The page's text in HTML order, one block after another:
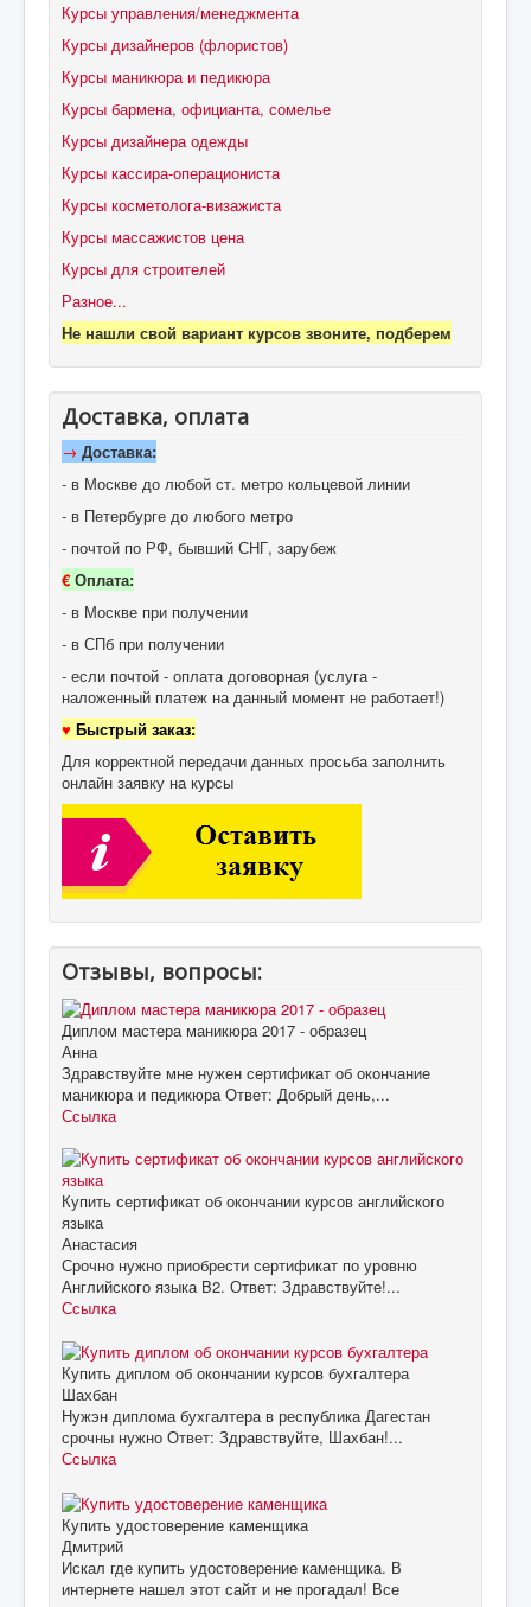
Курсы управления/менеджмента
Курсы дизайнеров (флористов)
Курсы маникюра и педикюра
Курсы бармена, официанта, сомелье
Курсы дизайнера одежды
Курсы кассира-операциониста
Курсы косметолога-визажиста
Курсы массажистов цена
Курсы для строителей
Разное...
Не нашли свой вариант курсов звоните, подберем
Доставка, оплата
→ Доставка:
- в Москве до любой ст. метро кольцевой линии
- в Петербурге до любого метро
- почтой по РФ, бывший СНГ, зарубеж
€Оплата:
- в Москве при получении
- в СПб при получении
- если почтой - оплата договорная (услуга -
наложенный платеж на данный момент не работает!)
♥ Быстрый заказ:
Для корректной передачи данных просьба заполнить
онлайн заявку на курсы
Отзывы, вопросы:
Диплом мастера маникюра 2017 - образец
Анна
Здравствуйте мне нужен сертификат об окончание
маникюра и педикюра Ответ: Добрый день,...
Ссылка
Купить сертификат об окончании курсов английского
языка
Анастасия
Срочно нужно приобрести сертификат по уровню
Английского языка B2. Ответ: Здравствуйте!...
Ссылка
Купить диплом об окончании курсов бухгалтера
Шахбан
Нужэн диплома бухгалтера в республика Дагестан
срочны нужно Ответ: Здравствуйте, Шахбан!...
Ссылка
Купить удостоверение каменщика
Дмитрий
Искал где купить удостоверение каменщика. В
интернете нашел этот сайт и не прогадал! Все